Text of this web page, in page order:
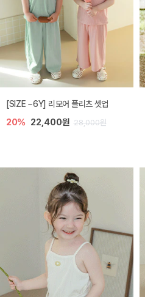
[SIZE ~6Y] 리모어 플리츠 셋업
20% 22,400원 28,000원